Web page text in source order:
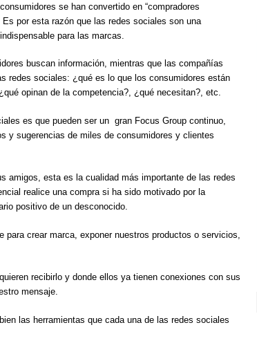
se han convertido en “compradores
Es por esta razón que las redes sociales son una
para las marcas.
buscan información, mientras que las compañías
redes sociales: ¿qué es lo que los consumidores están
opinan de la competencia?, ¿qué necesitan?, etc.
es que pueden ser un gran Focus Group continuo,
y sugerencias de miles de consumidores y clientes
amigos, esta es la cualidad más importante de las redes
realice una compra si ha sido motivado por la
positivo de un desconocido.
crear marca, exponer nuestros productos o servicios,
recibirlo y donde ellos ya tienen conexiones con sus
mensaje.
las herramientas que cada una de las redes sociales